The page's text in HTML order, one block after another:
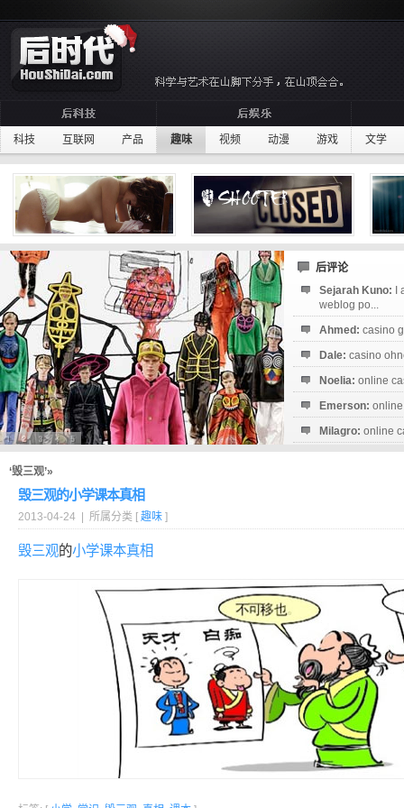
科技 互联网 产品 趣味 视频 动漫 游戏 文学
后评论
Sejarah Kuno:
weblog po...
Ahmed: casino
Dale: casino
Noelia: online
Emerson:
Milagro: online
‘毁三观’»
毁三观的小学课本真相
2013-04-24 | 所属分类 [ 趣味 ]
毁三观的小学课本真相